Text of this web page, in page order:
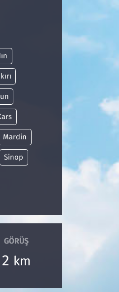
Mardin
Sinop
GÖRÜŞ
2 km